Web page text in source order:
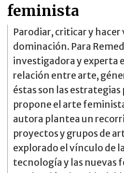
feminista
Parodiar, criticar y hacer
dominación. Para
investigadora y experta
relación entre arte,
éstas son las
propone el arte
autora plantea un
proyectos y grupos de
explorado el vínculo de
tecnología y las nuevas